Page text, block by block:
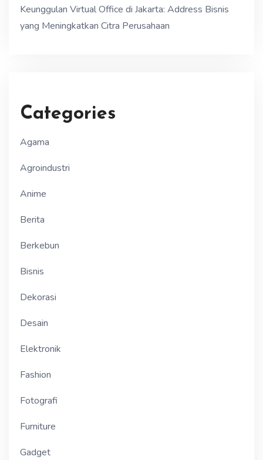
Keunggulan Virtual Office di Jakarta: Address Bisnis
yang Meningkatkan Citra Perusahaan
Categories
Agama
Agroindustri
Anime
Berita
Berkebun
Bisnis
Dekorasi
Desain
Elektronik
Fashion
Fotografi
Furniture
Gadget